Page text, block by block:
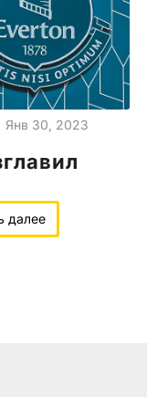
Янв 30, 2023
далее